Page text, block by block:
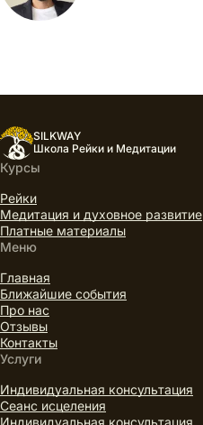
SILKWAY
Школа Рейки и Медитации
Меню
Главная
Ближайшие события
Про нас
Отзывы
Контакты
Курсы
Рейки
Медитация и духовное развитие
Платные материалы
Услуги
Индивидуальная консультация
Сеанс исцеления
Индивидуальная консультация